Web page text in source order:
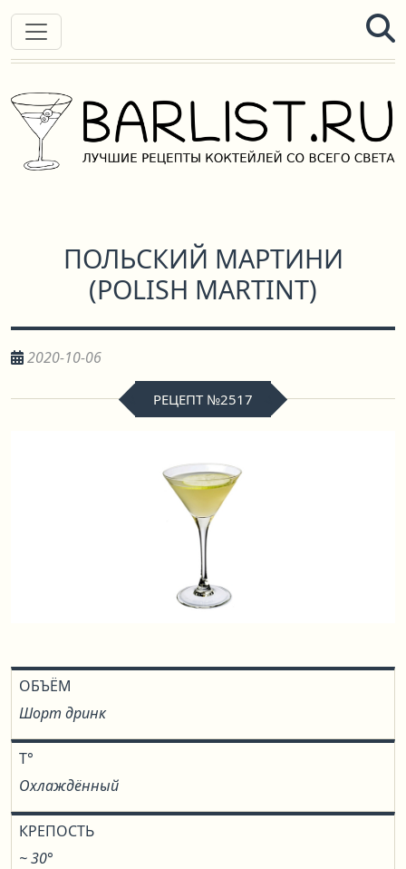
ПОЛЬСКИЙ МАРТИНИ
(POLISH MARTINT)
2020-10-06
РЕЦЕПТ №2517
ОБЪЁМ
Шорт дринк
T°
Охлаждённый
КРЕПОСТЬ
~ 30°